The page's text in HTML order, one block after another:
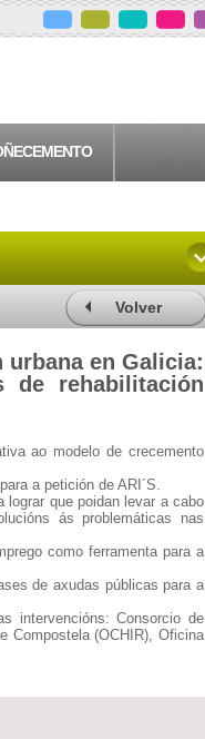
Volver
en Galicia:
de rehabilitación
ao modelo de crecemento
a petición de ARI´S.
lograr que poidan levar a cabo
ás problemáticas nas
como ferramenta para a
de axudas públicas para a
intervencións: Consorcio de
Compostela (OCHIR), Oficina